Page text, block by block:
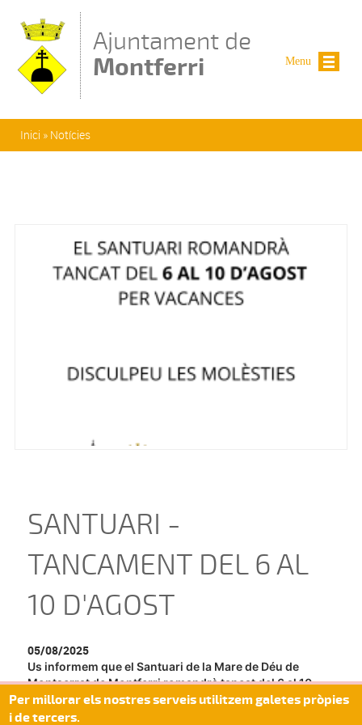
Ajuntament de
Montferri
Esteu aquí
Inici » Notícies
SANTUARI -
TANCAMENT DEL 6 AL
10 D'AGOST
05/08/2025
Us informem que el Santuari de la Mare de Déu de
Montserrat de Montferri romandrà tancat del 6 al 10
d'agost per vacances del personal
Menu
Per millorar els nostres serveis utilitzem galetes pròpies
i de tercers.